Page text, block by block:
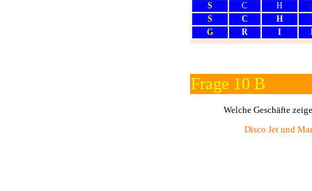
S C H
S
C H
G
R I
Frage 10 B
Welche Geschäfte
Disco Jet und